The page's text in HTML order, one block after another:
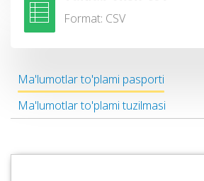
Format: CSV
Ma'lumotlar to'plami pasporti
Ma'lumotlar to'plami tuzilmasi